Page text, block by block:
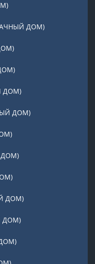
ДОМ)
ДОМ)
ДОМ)
ДОМ)
ДОМ)
ДОМ)